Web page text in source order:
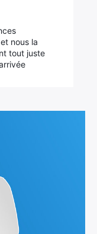
nous la
tout juste